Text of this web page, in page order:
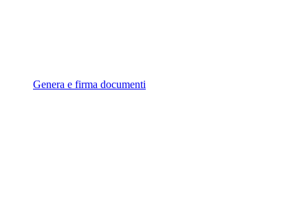
Genera e firma documenti